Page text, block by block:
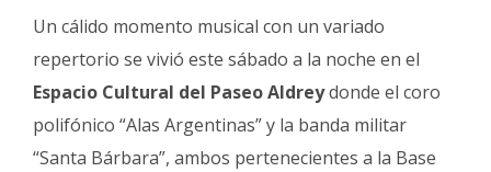
Clasificados
Fúnebres
Un cálido momento musical con un variado
repertorio se vivió este sábado a la noche en el
Espacio Cultural del Paseo Aldreydonde el coro
polifónico “Alas Argentinas” y la banda militar
“Santa Bárbara”, ambos pertenecientes a la Base